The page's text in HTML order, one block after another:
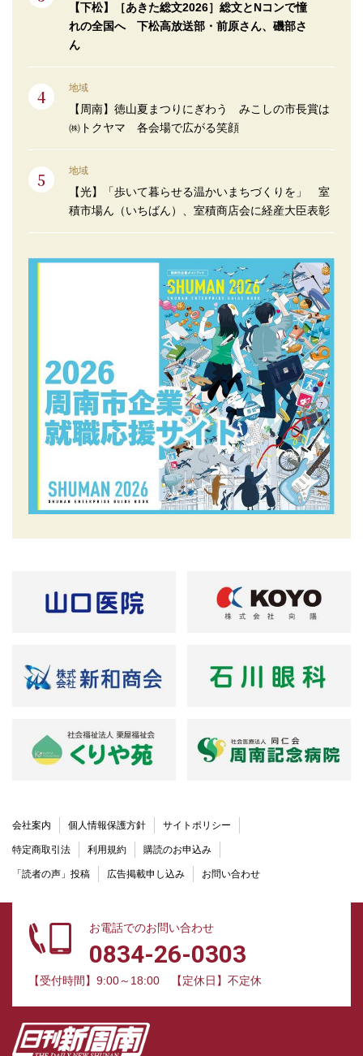
【下松】［あきた総文2026］総文とNコンで憧
れの全国へ 下松高放送部・前原さん、磯部さ
ん
地域
【周南】徳山夏まつりにぎわう みこしの市長賞は
㈱トクヤマ 各会場で広がる笑顔
地域
【光】「歩いて暮らせる温かいまちづくりを」 室
積市場ん（いちばん）、室積商店会に経産大臣表彰
会社案内 個人情報保護方針 サイトポリシー
特定商取引法 利用規約 購読のお申込み
「読者の声」投稿 広告掲載申し込み お問い合わせ
お電話でのお問い合わせ
0834-26-0303
【受付時間】9:00～18:00 【定休日】不定休